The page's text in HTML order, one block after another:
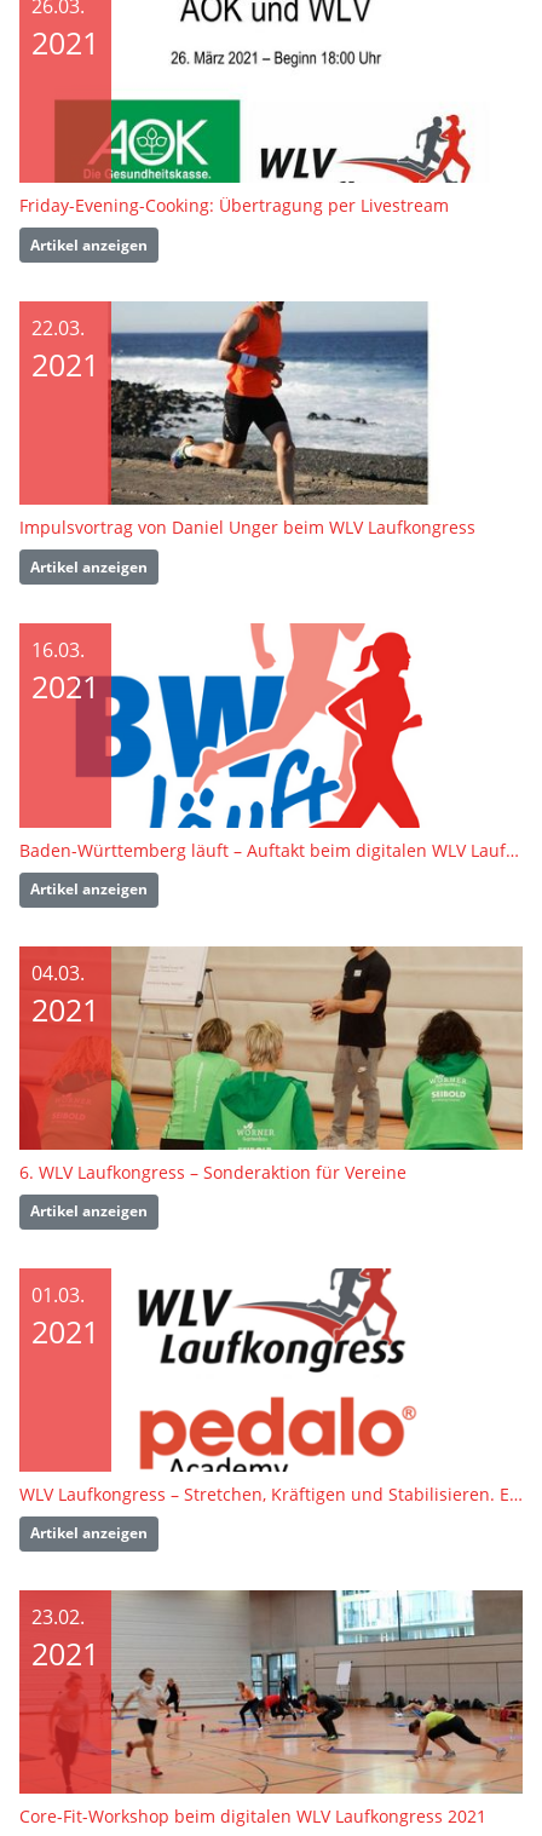
26.03.
2021
Friday-Evening-Cooking: Übertragung per Livestream
Artikel anzeigen
22.03.
2021
Impulsvortrag von Daniel Unger beim WLV Laufkongress
Artikel anzeigen
16.03.
2021
Baden-Württemberg läuft – Auftakt beim digitalen WLV Laufkongress 2021
Artikel anzeigen
04.03.
2021
6. WLV Laufkongress – Sonderaktion für Vereine
Artikel anzeigen
01.03.
2021
WLV Laufkongress – Stretchen, Kräftigen und Stabilisieren. Einfach. Klar. Umsetzbar.
Artikel anzeigen
23.02.
2021
Core-Fit-Workshop beim digitalen WLV Laufkongress 2021